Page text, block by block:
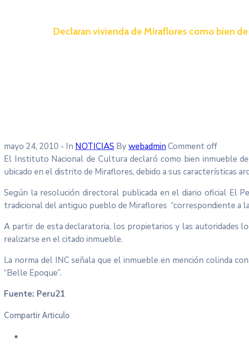
Declaran vivienda de Miraflores como bien
mayo 24, 2010 - In NOTICIAS BywebadminComment off
El Instituto Nacional de Cultura declaró como bien inmueble
ubicado en el distrito de Miraflores, debido a sus características
Según la resolución directoral publicada en el diario oficial El
tradicional del antiguo pueblo de Miraflores “correspondiente a
A partir de esta declaratoria, los propietarios y las autoridades
realizarse en el citado inmueble.
La norma del INC señala que el inmueble en mención colinda
“Belle Epoque”.
Fuente: Peru21
Compartir Articulo